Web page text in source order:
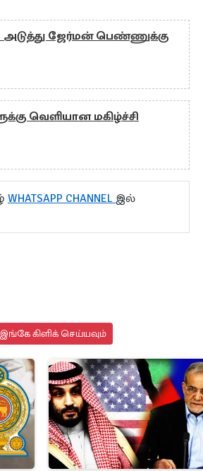
அடுத்து ஜேர்மன் பெண்ணுக்கு
வெளியான மகிழ்ச்சி
WHATSAPP CHANNEL இல்
கிளிக் செய்யவும்